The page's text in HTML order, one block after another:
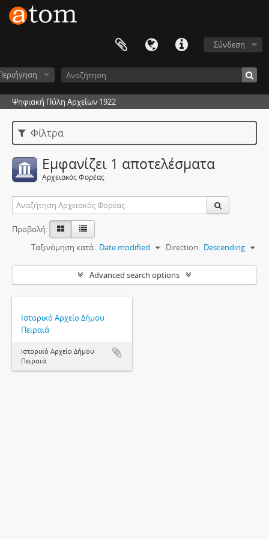
Σύνδεση
Ψηφιακή Πύλη Αρχείων 1922
Φίλτρα
Εμφανίζει 1 αποτελέσματα
Αρχειακός Φορέας
Προβολή:
Ταξινόμηση κατά: Date modified Direction: Descending
Advanced search options
Ιστορικό Αρχείο Δήμου
Πειραιά
Ιστορικό Αρχείο Δήμου
Πειραιά